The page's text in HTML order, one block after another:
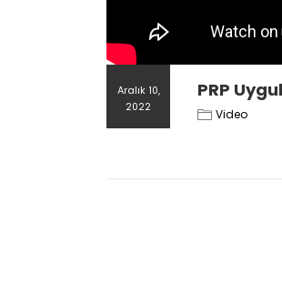
Aralık 10,
2022
PRP
Video